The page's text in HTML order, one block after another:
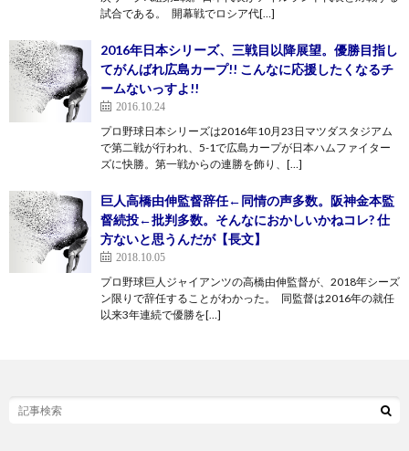
試合である。 開幕戦でロシア代[…]
2016年日本シリーズ、三戦目以降展望。優勝目指し
てがんばれ広島カープ!! こんなに応援したくなるチ
ームないっすよ!!
2016.10.24
プロ野球日本シリーズは2016年10月23日マツダスタジアム
で第二戦が行われ、5-1で広島カープが日本ハムファイター
ズに快勝。第一戦からの連勝を飾り、[…]
巨人高橋由伸監督辞任←同情の声多数。阪神金本監
督続投←批判多数。そんなにおかしいかねコレ? 仕
方ないと思うんだが【長文】
2018.10.05
プロ野球巨人ジャイアンツの高橋由伸監督が、2018年シーズ
ン限りで辞任することがわかった。 同監督は2016年の就任
以来3年連続で優勝を[…]